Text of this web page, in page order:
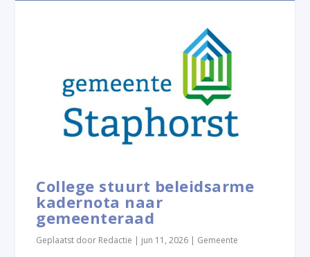
College stuurt beleidsarme
kadernota naar
gemeenteraad
Geplaatst door Redactie | jun 11, 2026 | Gemeente